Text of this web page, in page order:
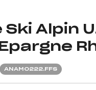
Alpin
ANAM0222.FFS